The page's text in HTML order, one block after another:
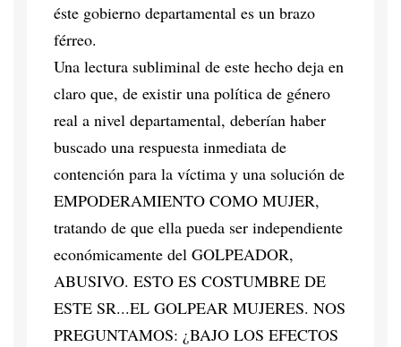
éste gobierno departamental es un brazo
férreo.
Una lectura subliminal de este hecho deja en
claro que, de existir una política de género
real a nivel departamental, deberían haber
buscado una respuesta inmediata de
contención para la víctima y una solución de
EMPODERAMIENTO COMO MUJER,
tratando de que ella pueda ser independiente
económicamente del GOLPEADOR,
ABUSIVO. ESTO ES COSTUMBRE DE
ESTE SR...EL GOLPEAR MUJERES. NOS
PREGUNTAMOS: ¿BAJO LOS EFECTOS